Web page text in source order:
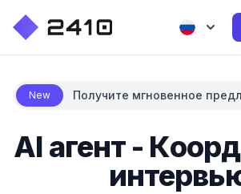
New
Получите мгновенное
AI агент -